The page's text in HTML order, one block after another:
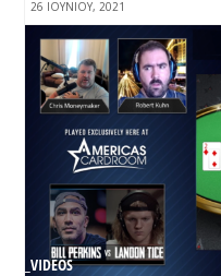
26 ΙΟΥΝΊΟΥ, 2021
_VIDEOS